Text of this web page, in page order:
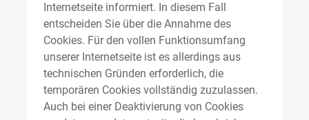
Internetseite informiert. In diesem Fall
entscheiden Sie über die Annahme des
Cookies. Für den vollen Funktionsumfang
unserer Internetseite ist es allerdings aus
technischen Gründen erforderlich, die
temporären Cookies vollständig zuzulassen.
Auch bei einer Deaktivierung von Cookies